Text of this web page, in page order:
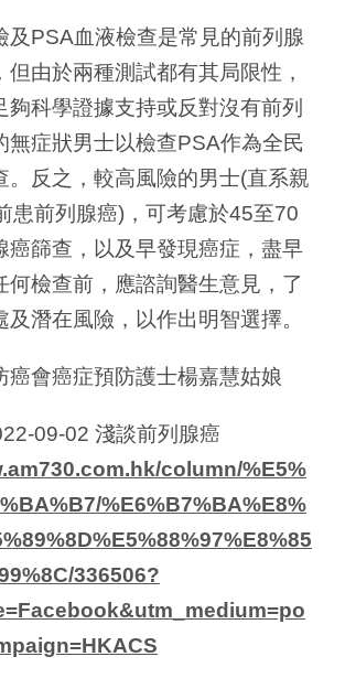
及PSA血液檢查是常見的前列腺
但由於兩種測試都有其局限性，
夠科學證據支持或反對沒有前列
無症狀男士以檢查PSA作為全民
。反之，較高風險的男士(直系親
患前列腺癌)，可考慮於45至70
癌篩查，以及早發現癌症，盡早
何檢查前，應諮詢醫生意見，了
潛在風險，以作出明智選擇。
癌會癌症預防護士楊嘉慧姑娘
09-02 淺談前列腺癌
column/%E5%
%E6%B7%BA%E8%
336506?